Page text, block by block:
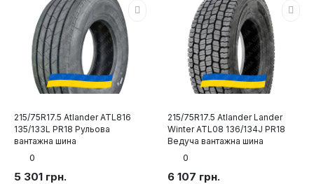
215/75R17.5 Atlander ATL816
135/133L PR18 Рульова
вантажна шина
0
5 301 грн.
215/75R17.5 Atlander Lander
Winter ATL08 136/134J PR18
Ведуча вантажна шина
0
6 107 грн.